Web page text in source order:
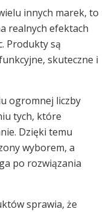
innych marek, to
realnych efektach
Produkty są
skuteczne i
ogromnej liczby
tych, które
Dzięki temu
wyborem, a
po rozwiązania
sprawia, że